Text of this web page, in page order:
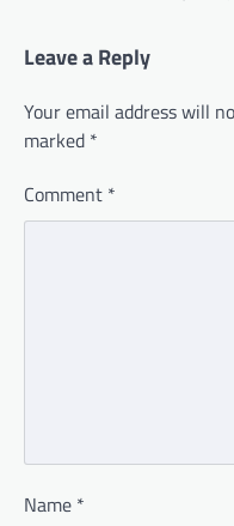
Leave a Reply
Your email address will
marked *
Comment *
Name *